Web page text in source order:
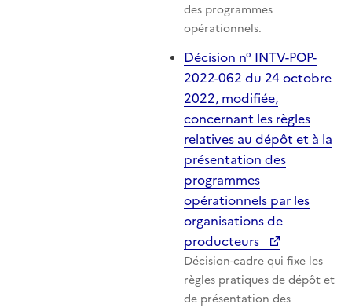
des programmes
opérationnels.
Décision n° INTV-POP-
2022-062 du 24 octobre
2022, modifiée,
concernant les règles
relatives au dépôt et à la
présentation des
programmes
opérationnels par les
organisations de
producteurs
Décision-cadre qui fixe les
règles pratiques de dépôt et
de présentation des